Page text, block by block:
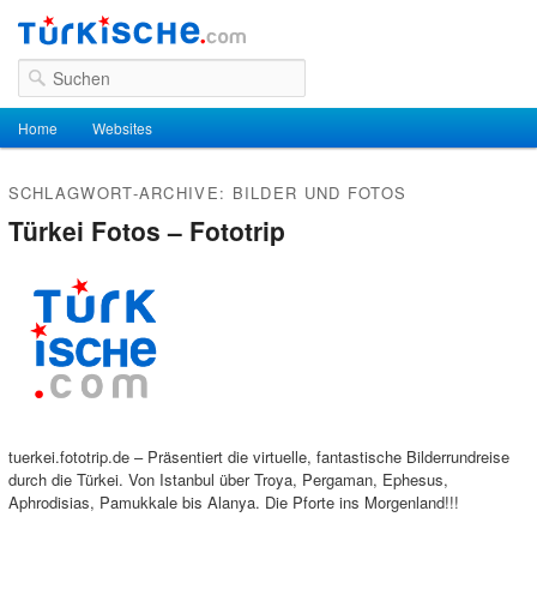
Suchen
Hauptmenü
Zum Inhalt wechseln
Zum sekundären Inhalt wechseln
Home Websites
SCHLAGWORT-ARCHIVE: BILDER UND FOTOS
Türkei Fotos – Fototrip
tuerkei.fototrip.de – Präsentiert die virtuelle, fantastische Bilderrundreise
durch die Türkei. Von Istanbul über Troya, Pergaman, Ephesus,
Aphrodisias, Pamukkale bis Alanya. Die Pforte ins Morgenland!!!